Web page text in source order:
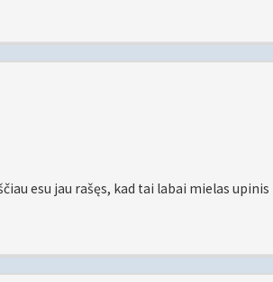
esu jau rašęs, kad tai labai mielas